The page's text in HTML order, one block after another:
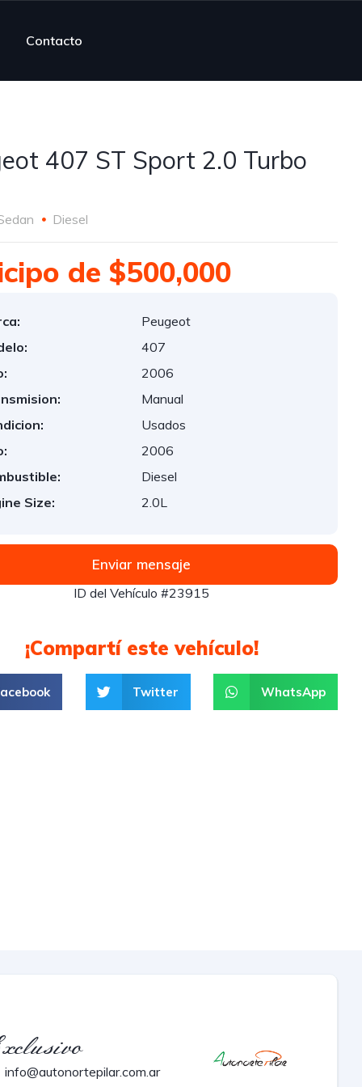
Contacto
407 ST Sport 2.0 Turbo
Diesel
de $500,000
Peugeot
407
2006
Manual
Usados
2006
Diesel
Size:
2.0L
Enviar mensaje
ID del Vehículo #23915
¡Compartí este vehículo!
Twitter WhatsApp
info@autonortepilar.com.ar